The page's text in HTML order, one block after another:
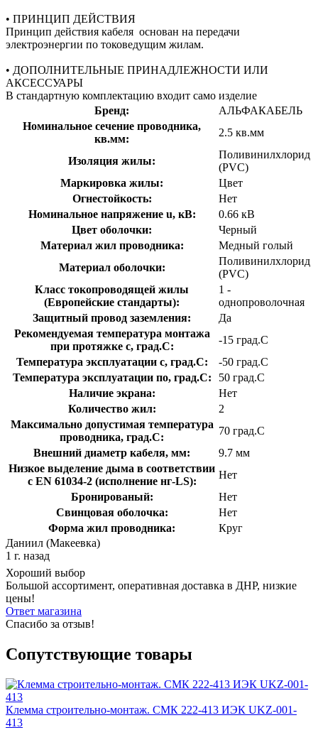
• ПРИНЦИП ДЕЙСТВИЯ
Принцип действия кабеля основан на передачи
электроэнергии по токоведущим жилам.
• ДОПОЛНИТЕЛЬНЫЕ ПРИНАДЛЕЖНОСТИ ИЛИ
АКСЕССУАРЫ
В стандартную комплектацию входит само изделие
Бренд:
АЛЬФАКАБЕЛЬ
Номинальное сечение проводника,
кв.мм:
2.5 кв.мм
Изоляция жилы:
Поливинилхлорид
(PVC)
Маркировка жилы:
Цвет
Огнестойкость:
Нет
Номинальное напряжение u, кВ:
0.66 кВ
Цвет оболочки:
Черный
Материал жил проводника:
Медный голый
Материал оболочки:
Поливинилхлорид
(PVC)
Класс токопроводящей жилы
(Европейские стандарты):
1 -
однопроволочная
Защитный провод заземления:
Да
Рекомендуемая температура монтажа
при протяжке с, град.C:
-15 град.C
Температура эксплуатации с, град.C:
-50 град.C
Температура эксплуатации по, град.C:
50 град.C
Наличие экрана:
Нет
Количество жил:
2
Максимально допустимая температура
проводника, град.C:
70 град.C
Внешний диаметр кабеля, мм:
9.7 мм
Низкое выделение дыма в соответствии
с EN 61034-2 (исполнение нг-LS):
Нет
Бронированый:
Нет
Свинцовая оболочка:
Нет
Форма жил проводника:
Круг
Даниил (Макеевка)
1 г. назад
Хороший выбор
Большой ассортимент, оперативная доставка в ДНР, низкие
цены!
Ответ магазина
Спасибо за отзыв!
Сопутствующие товары
Клемма строительно-монтаж. СМК 222-413 ИЭК UKZ-001-
413